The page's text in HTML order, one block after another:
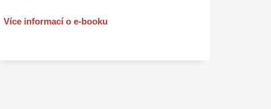
Více informací o e-booku